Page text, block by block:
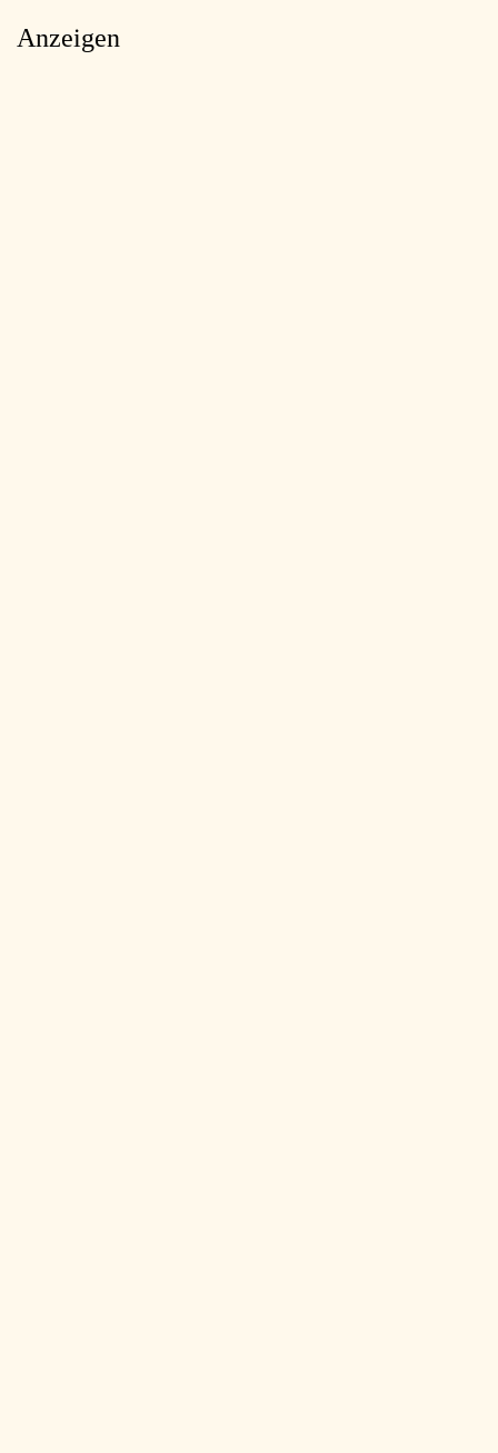
Anzeigen